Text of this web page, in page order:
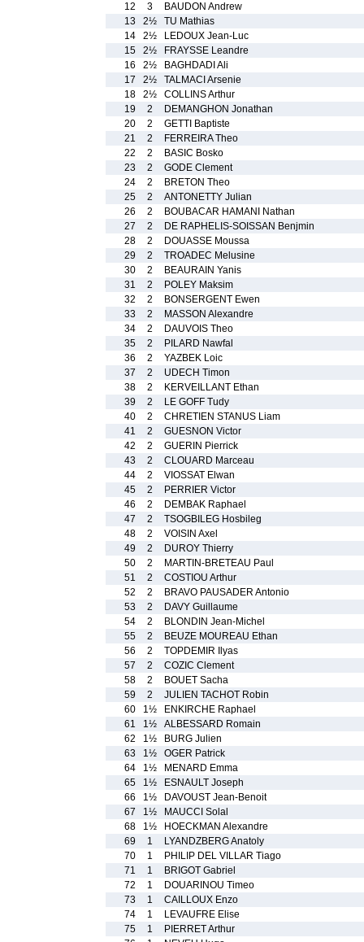
12
3
BAUDON Andrew
13
2½
TU Mathias
14
2½
LEDOUX Jean-Luc
15
2½
FRAYSSE Leandre
16
2½
BAGHDADI Ali
17
2½
TALMACI Arsenie
18
2½
COLLINS Arthur
19
2
DEMANGHON Jonathan
20
2
GETTI Baptiste
21
2
FERREIRA Theo
22
2
BASIC Bosko
23
2
GODE Clement
24
2
BRETON Theo
25
2
ANTONETTY Julian
26
2
BOUBACAR HAMANI Nathan
27
2
DE RAPHELIS-SOISSAN Benjmin
28
2
DOUASSE Moussa
29
2
TROADEC Melusine
30
2
BEAURAIN Yanis
31
2
POLEY Maksim
32
2
BONSERGENT Ewen
33
2
MASSON Alexandre
34
2
DAUVOIS Theo
35
2
PILARD Nawfal
36
2
YAZBEK Loic
37
2
UDECH Timon
38
2
KERVEILLANT Ethan
39
2
LE GOFF Tudy
40
2
CHRETIEN STANUS Liam
41
2
GUESNON Victor
42
2
GUERIN Pierrick
43
2
CLOUARD Marceau
44
2
VIOSSAT Elwan
45
2
PERRIER Victor
46
2
DEMBAK Raphael
47
2
TSOGBILEG Hosbileg
48
2
VOISIN Axel
49
2
DUROY Thierry
50
2
MARTIN-BRETEAU Paul
51
2
COSTIOU Arthur
52
2
BRAVO PAUSADER Antonio
53
2
DAVY Guillaume
54
2
BLONDIN Jean-Michel
55
2
BEUZE MOUREAU Ethan
56
2
TOPDEMIR Ilyas
57
2
COZIC Clement
58
2
BOUET Sacha
59
2
JULIEN TACHOT Robin
60
1½
ENKIRCHE Raphael
61
1½
ALBESSARD Romain
62
1½
BURG Julien
63
1½
OGER Patrick
64
1½
MENARD Emma
65
1½
ESNAULT Joseph
66
1½
DAVOUST Jean-Benoit
67
1½
MAUCCI Solal
68
1½
HOECKMAN Alexandre
69
1
LYANDZBERG Anatoly
70
1
PHILIP DEL VILLAR Tiago
71
1
BRIGOT Gabriel
72
1
DOUARINOU Timeo
73
1
CAILLOUX Enzo
74
1
LEVAUFRE Elise
75
1
PIERRET Arthur